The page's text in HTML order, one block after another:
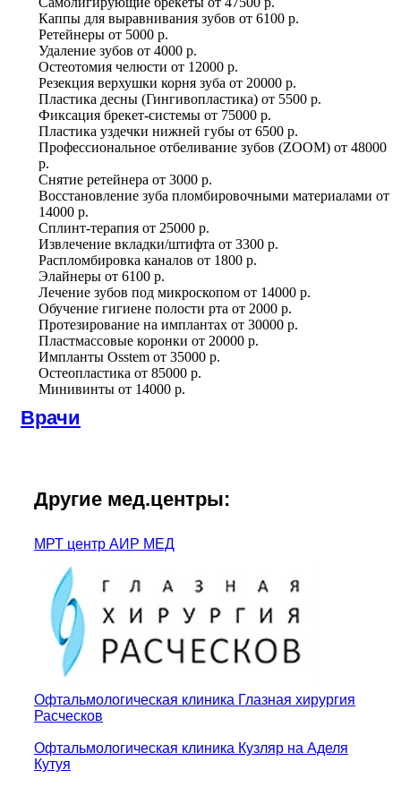
Каппы для выравнивания зубов от 6100 р.
Ретейнеры от 5000 р.
Удаление зубов от 4000 р.
Остеотомия челюсти от 12000 р.
Резекция верхушки корня зуба от 20000 р.
Пластика десны (Гингивопластика) от 5500 р.
Фиксация брекет-системы от 75000 р.
Пластика уздечки нижней губы от 6500 р.
Профессиональное отбеливание зубов (ZOOM) от 48000
р.
Снятие ретейнера от 3000 р.
Восстановление зуба пломбировочными материалами от
14000 р.
Сплинт-терапия от 25000 р.
Извлечение вкладки/штифта от 3300 р.
Распломбировка каналов от 1800 р.
Элайнеры от 6100 р.
Лечение зубов под микроскопом от 14000 р.
Обучение гигиене полости рта от 2000 р.
Протезирование на имплантах от 30000 р.
Пластмассовые коронки от 20000 р.
Импланты Osstem от 35000 р.
Остеопластика от 85000 р.
Минивинты от 14000 р.
Врачи
Другие мед.центры:
МРТ центр АИР МЕД
Офтальмологическая клиника Глазная хирургия
Расческов
Офтальмологическая клиника Кузляр на Аделя
Кутуя